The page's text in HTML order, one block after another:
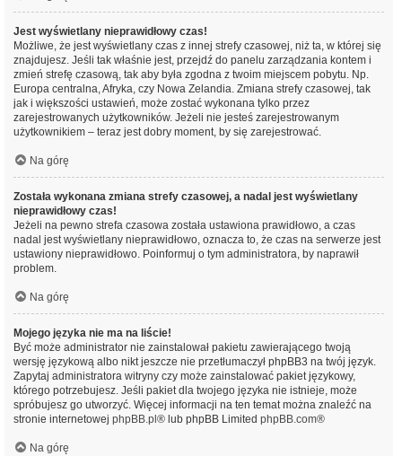
Jest wyświetlany nieprawidłowy czas!
Możliwe, że jest wyświetlany czas z innej strefy czasowej, niż ta, w której się
znajdujesz. Jeśli tak właśnie jest, przejdź do panelu zarządzania kontem i
zmień strefę czasową, tak aby była zgodna z twoim miejscem pobytu. Np.
Europa centralna, Afryka, czy Nowa Zelandia. Zmiana strefy czasowej, tak
jak i większości ustawień, może zostać wykonana tylko przez
zarejestrowanych użytkowników. Jeżeli nie jesteś zarejestrowanym
użytkownikiem – teraz jest dobry moment, by się zarejestrować.
Na górę
Została wykonana zmiana strefy czasowej, a nadal jest wyświetlany
nieprawidłowy czas!
Jeżeli na pewno strefa czasowa została ustawiona prawidłowo, a czas
nadal jest wyświetlany nieprawidłowo, oznacza to, że czas na serwerze jest
ustawiony nieprawidłowo. Poinformuj o tym administratora, by naprawił
problem.
Na górę
Mojego języka nie ma na liście!
Być może administrator nie zainstalował pakietu zawierającego twoją
wersję językową albo nikt jeszcze nie przetłumaczył phpBB3 na twój język.
Zapytaj administratora witryny czy może zainstalować pakiet językowy,
którego potrzebujesz. Jeśli pakiet dla twojego języka nie istnieje, może
spróbujesz go utworzyć. Więcej informacji na ten temat można znaleźć na
stronie internetowej phpBB.pl ® lub phpBB Limited phpBB.com®
Na górę